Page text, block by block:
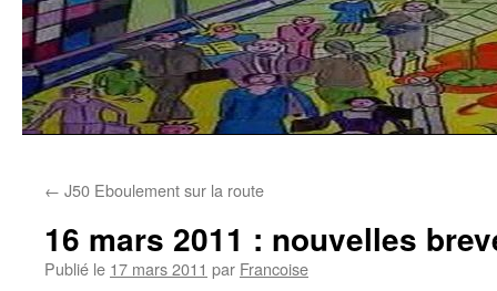
← J50 Eboulement sur la route
16 mars 2011 : nouvelles
Publié le 17 mars 2011 par Francoise